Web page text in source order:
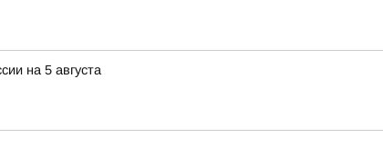
на 5 августа